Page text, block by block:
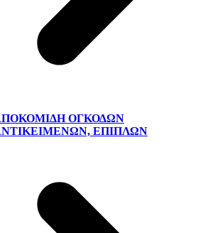
ΟΓΚΟΔΏΝ
ΕΠΊΠΛΩΝ